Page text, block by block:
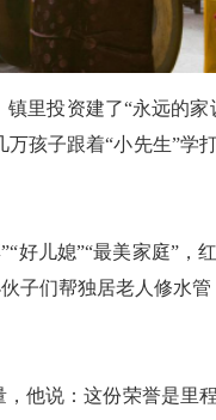
里投资建了“永远的家
孩子跟着“小先生”学
儿媳”“最美家庭”，
子们帮独居老人修水
他说：这份荣誉是里